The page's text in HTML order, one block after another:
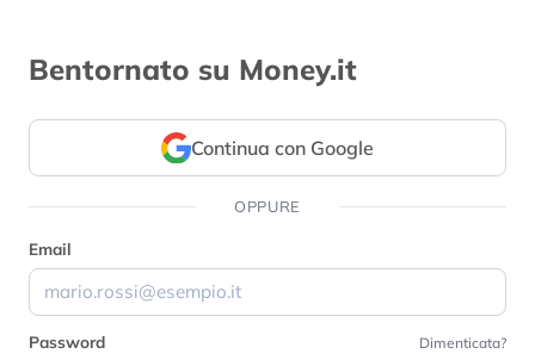
Bentornato su Money.it
Continua con Google
OPPURE
Email
Password Dimenticata?